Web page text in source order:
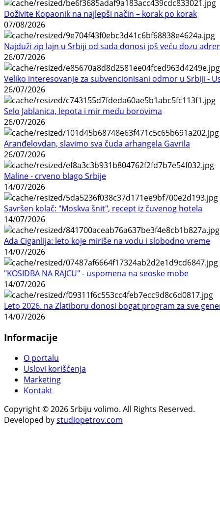
Doživite Kopaonik na najlepši način – korak po korak
07/08/2026
Najduži zip lajn u Srbiji od sada donosi još veću dozu
26/07/2026
Veliko interesovanje za subvencionisani odmor u Srbiji -
26/07/2026
Selo Jablanica, lepota i mir među borovima
26/07/2026
Aranđelovdan, slavimo sva čuda arhangela Gavrila
26/07/2026
Maline - crveno blago Srbije
14/07/2026
Savršen kolač: "Moskva šnit", recept iz čuvenog hotela
14/07/2026
Ada Ciganlija: leto koje miriše na vodu i slobodno vreme
14/07/2026
"KOSIDBA NA RAJCU" - uspomena na seoske mobe
14/07/2026
Leto 2026. na Zlatiboru donosi bogat program za sve
14/07/2026
Informacije
O portalu
Uslovi korišćenja
Marketing
Kontakt
Copyright © 2026 Srbiju volimo. All Rights Reserved.
Developed bystudiopetrov.com